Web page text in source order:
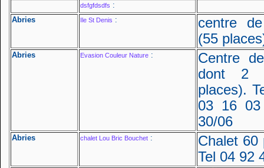
dsfgfdsdfs :
Abries
Ile St Denis :
centre
(55
Abries Evasion Couleur Nature :
Centre
dont 2
places).
03 16
30/06
Abries chalet Lou Bric Bouchet :
Chalet 60
Tel 04 92